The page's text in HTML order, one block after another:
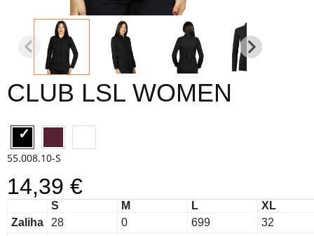
CLUB LSL WOMEN
55.008.10-S
14,39 €
S M L
XL
Zaliha
28 0 699 32